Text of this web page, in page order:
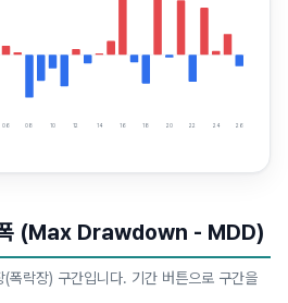
06 08 10 12 14 16 18 20 22 24 26
폭 (Max Drawdown - MDD)
폭락장) 구간입니다. 기간 버튼으로 구간을